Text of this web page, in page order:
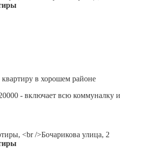
выходят во двор, нет
потолки сделаны: в зале,
- договоримся о показе квартиры
в хорошем районе
- включает всю коммуналку и
Сделан косметический
натяжные потолки. Компактная
санузел. Есть удобная прихожая.